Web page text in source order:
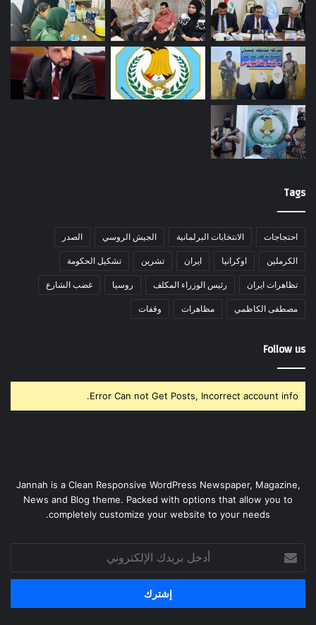
Tags
احتجاجات الانتخابات البرلمانية الجيش الروسي الصدر
الكرملين اوكرانيا ايران تشرين تشكيل الحكومة
تظاهرات ايران رئيس الوزراء المكلف روسيا غضب الشارع
مصطفى الكاظمي مظاهرات وقفات
Follow us
Error Can not Get Posts, Incorrect account info.
Jannah is a Clean Responsive WordPress Newspaper, Magazine,
News and Blog theme. Packed with options that allow you to
completely customize your website to your needs.
بريدك
الإلكتروني